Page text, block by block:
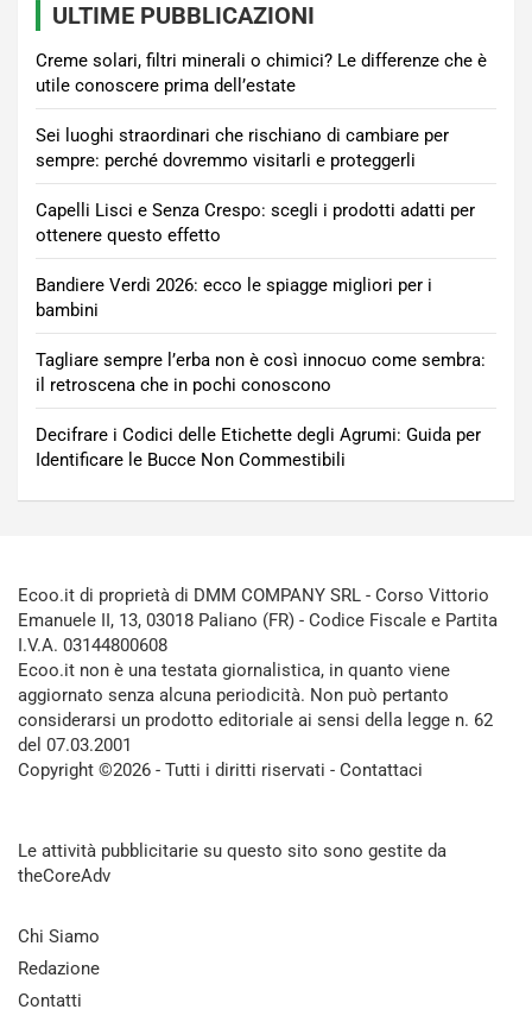
ULTIME PUBBLICAZIONI
Creme solari, filtri minerali o chimici? Le differenze che è
utile conoscere prima dell’estate
Sei luoghi straordinari che rischiano di cambiare per
sempre: perché dovremmo visitarli e proteggerli
Capelli Lisci e Senza Crespo: scegli i prodotti adatti per
ottenere questo effetto
Bandiere Verdi 2026: ecco le spiagge migliori per i
bambini
Tagliare sempre l’erba non è così innocuo come sembra:
il retroscena che in pochi conoscono
Decifrare i Codici delle Etichette degli Agrumi: Guida per
Identificare le Bucce Non Commestibili
Ecoo.it di proprietà di DMM COMPANY SRL - Corso Vittorio
Emanuele II, 13, 03018 Paliano (FR) - Codice Fiscale e Partita
I.V.A. 03144800608
Ecoo.it non è una testata giornalistica, in quanto viene
aggiornato senza alcuna periodicità. Non può pertanto
considerarsi un prodotto editoriale ai sensi della legge n. 62
del 07.03.2001
Copyright ©2026 - Tutti i diritti riservati - Contattaci
Le attività pubblicitarie su questo sito sono gestite da
theCoreAdv
Chi Siamo
Redazione
Contatti